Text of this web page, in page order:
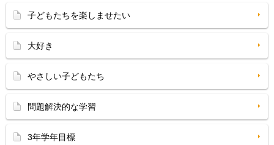
子どもたちを楽しませたい
大好き
やさしい子どもたち
問題解決的な学習
3年学年目標